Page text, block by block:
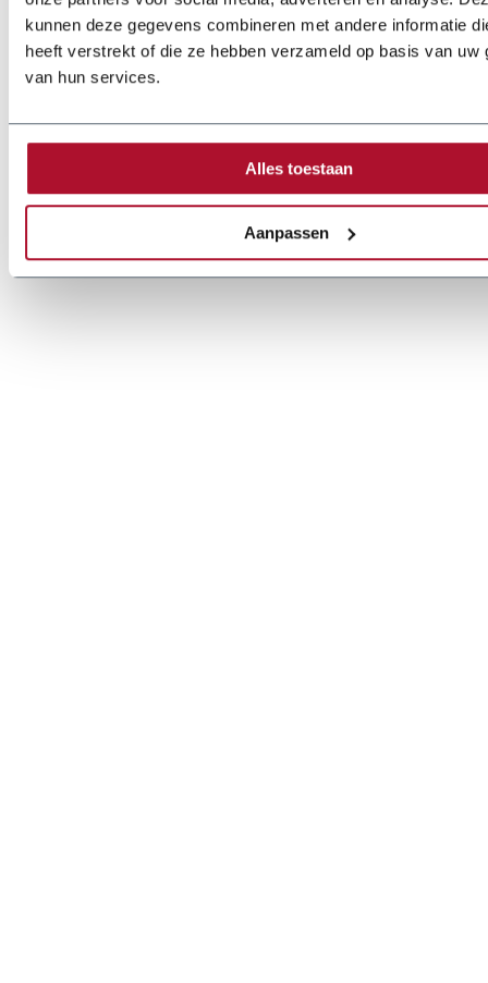
kunnen deze gegevens combineren met andere informatie
heeft verstrekt of die ze hebben verzameld op basis van uw
van hun services.
Alles toestaan
Aanpassen